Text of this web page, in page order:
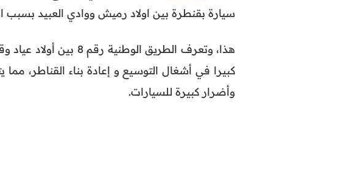
سيارة بقنطرة بين اولاد رميش ووادي العبيد بسبب
هذا، وتعرف الطريق
كبيرا في أشغال التوسيع و إعادة بناء القناطر،
وأضرار كبيرة للسيارات.